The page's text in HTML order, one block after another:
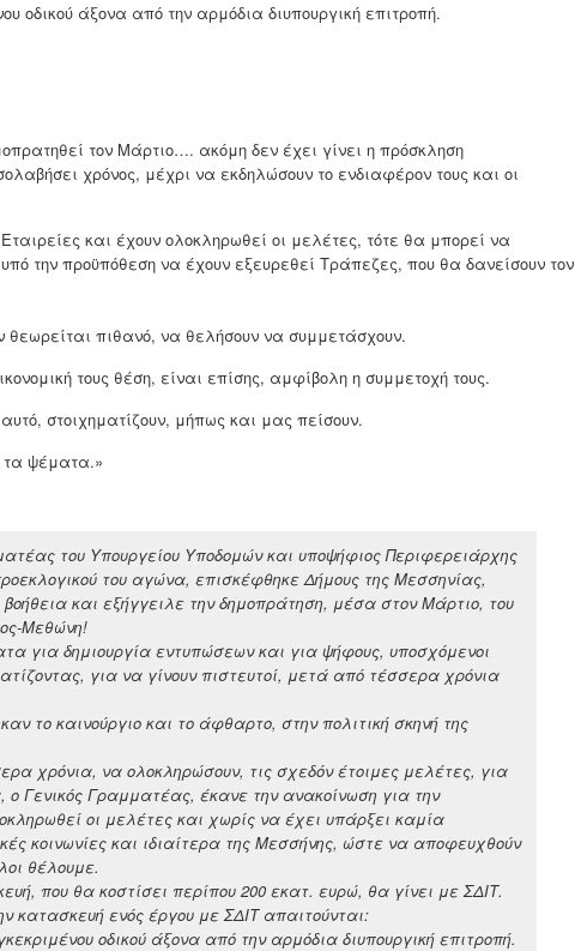
οδικού άξονα από την αρμόδια διυπουργική επιτροπή.
τον Μάρτιο…. ακόμη δεν έχει γίνει η πρόσκληση
χρόνος, μέχρι να εκδηλώσουν το ενδιαφέρον τους και οι
και έχουν ολοκληρωθεί οι μελέτες, τότε θα μπορεί να
την προϋπόθεση να έχουν εξευρεθεί Τράπεζες, που θα δανείσουν τον
θεωρείται πιθανό, να θελήσουν να συμμετάσχουν.
τους θέση, είναι επίσης, αμφίβολη η συμμετοχή τους.
στοιχηματίζουν, μήπως και μας πείσουν.
τα ψέματα.»
του Υπουργείου Υποδομών και υποψήφιος Περιφερειάρχης
του αγώνα, επισκέφθηκε Δήμους της Μεσσηνίας,
και εξήγγειλε την δημοπράτηση, μέσα στον Μάρτιο, του
Μεθώνη!
για δημιουργία εντυπώσεων και για ψήφους, υποσχόμενοι
για να γίνουν πιστευτοί, μετά από τέσσερα χρόνια
το καινούργιο και το άφθαρτο, στην πολιτική σκηνή της
χρόνια, να ολοκληρώσουν, τις σχεδόν έτοιμες μελέτες, για
Γενικός Γραμματέας, έκανε την ανακοίνωση για την
οι μελέτες και χωρίς να έχει υπάρξει καμία
κοινωνίες και ιδιαίτερα της Μεσσήνης, ώστε να αποφευχθούν
θέλουμε.
που θα κοστίσει περίπου 200 εκατ. ευρώ, θα γίνει με ΣΔΙΤ.
κατασκευή ενός έργου με ΣΔΙΤ απαιτούνται:
οδικού άξονα από την αρμόδια διυπουργική επιτροπή.